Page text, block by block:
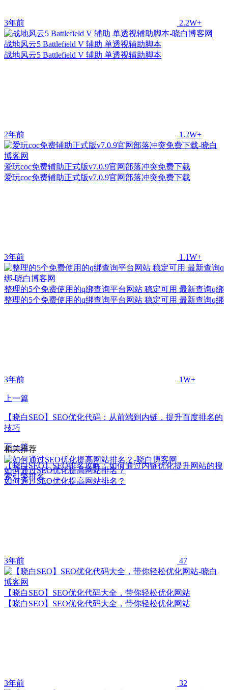
3年前 2.2W+
战地风云5 Battlefield V 辅助 单透视辅助脚本
战地风云5 Battlefield V 辅助 单透视辅助脚本
2年前 1.2W+
爱玩coc免费辅助正式版v7.0.9官网部落冲突免费下载
爱玩coc免费辅助正式版v7.0.9官网部落冲突免费下载
3年前 1.1W+
整理的5个免费使用的q绑查询平台网站 稳定可用 最新查询q绑
整理的5个免费使用的q绑查询平台网站 稳定可用 最新查询q绑
3年前 1W+
上一篇
【晓白SEO】SEO优化代码：从前端到内链，提升百度排名的
技巧
下一篇
【晓白SEO】SEO排名攻略：如何通过内链优化提升网站的搜
索引擎排名
相关推荐
如何通过SEO优化提高网站排名？
如何通过SEO优化提高网站排名？
3年前 47
【晓白SEO】SEO优化代码大全，带你轻松优化网站
【晓白SEO】SEO优化代码大全，带你轻松优化网站
3年前 32